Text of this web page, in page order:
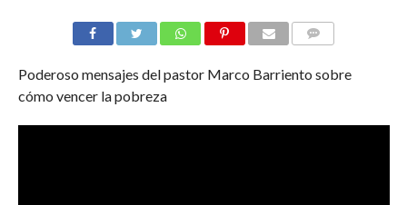
Poderoso mensajes del pastor Marco Barriento sobre
cómo vencer la pobreza